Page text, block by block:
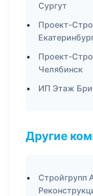
Сургут
Проект-
Проект-
Челябинск
ИП Этаж
Другие
Стройгрупп